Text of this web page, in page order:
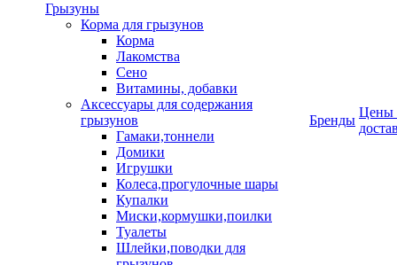
Грызуны
Корма для грызунов
Корма
Лакомства
Сено
Витамины, добавки
Аксессуары для содержания
грызунов
Гамаки,тоннели
Домики
Игрушки
Колеса,прогулочные шары
Купалки
Миски,кормушки,поилки
Туалеты
Шлейки,поводки для
Бренды
Цены